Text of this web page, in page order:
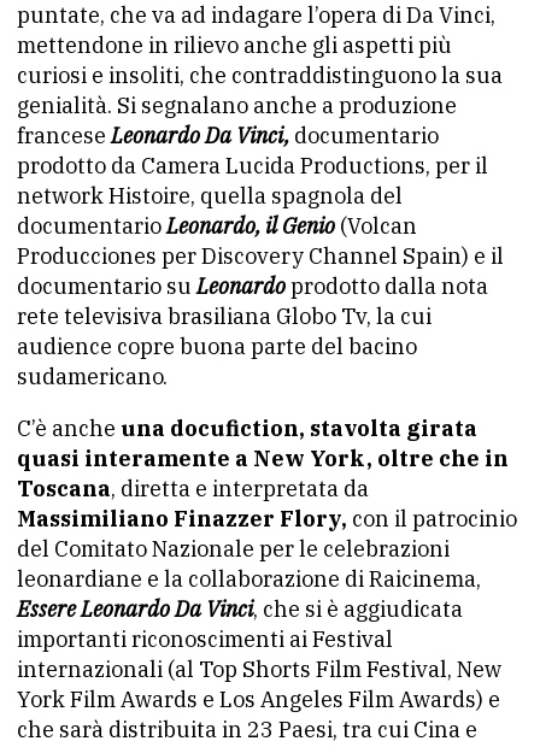
puntate, che va ad indagare l’opera di Da Vinci,
mettendone in rilievo anche gli aspetti più
curiosi e insoliti, che contraddistinguono la sua
genialità. Si segnalano anche a produzione
franceseLeonardo Da Vinci, documentario
prodotto da Camera Lucida Productions, per il
network Histoire, quella spagnola del
documentarioLeonardo, il Genio (Volcan
Producciones per Discovery Channel Spain) e il
documentario suLeonardoprodotto dalla nota
rete televisiva brasiliana Globo Tv, la cui
audience copre buona parte del bacino
sudamericano.
C’è anche una docufiction, stavolta girata
quasi interamente a New York, oltre che in
Toscana, diretta e interpretata da
Massimiliano Finazzer Flory, con il patrocinio
del Comitato Nazionale per le celebrazioni
leonardiane e la collaborazione di Raicinema,
Essere Leonardo Da Vinci, che si è aggiudicata
importanti riconoscimenti ai Festival
internazionali (al Top Shorts Film Festival, New
York Film Awards e Los Angeles Film Awards) e
che sarà distribuita in 23 Paesi, tra cui Cina e